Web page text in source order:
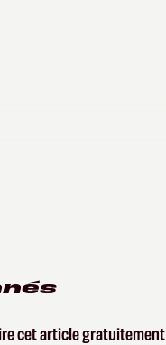
cet article gratuitement